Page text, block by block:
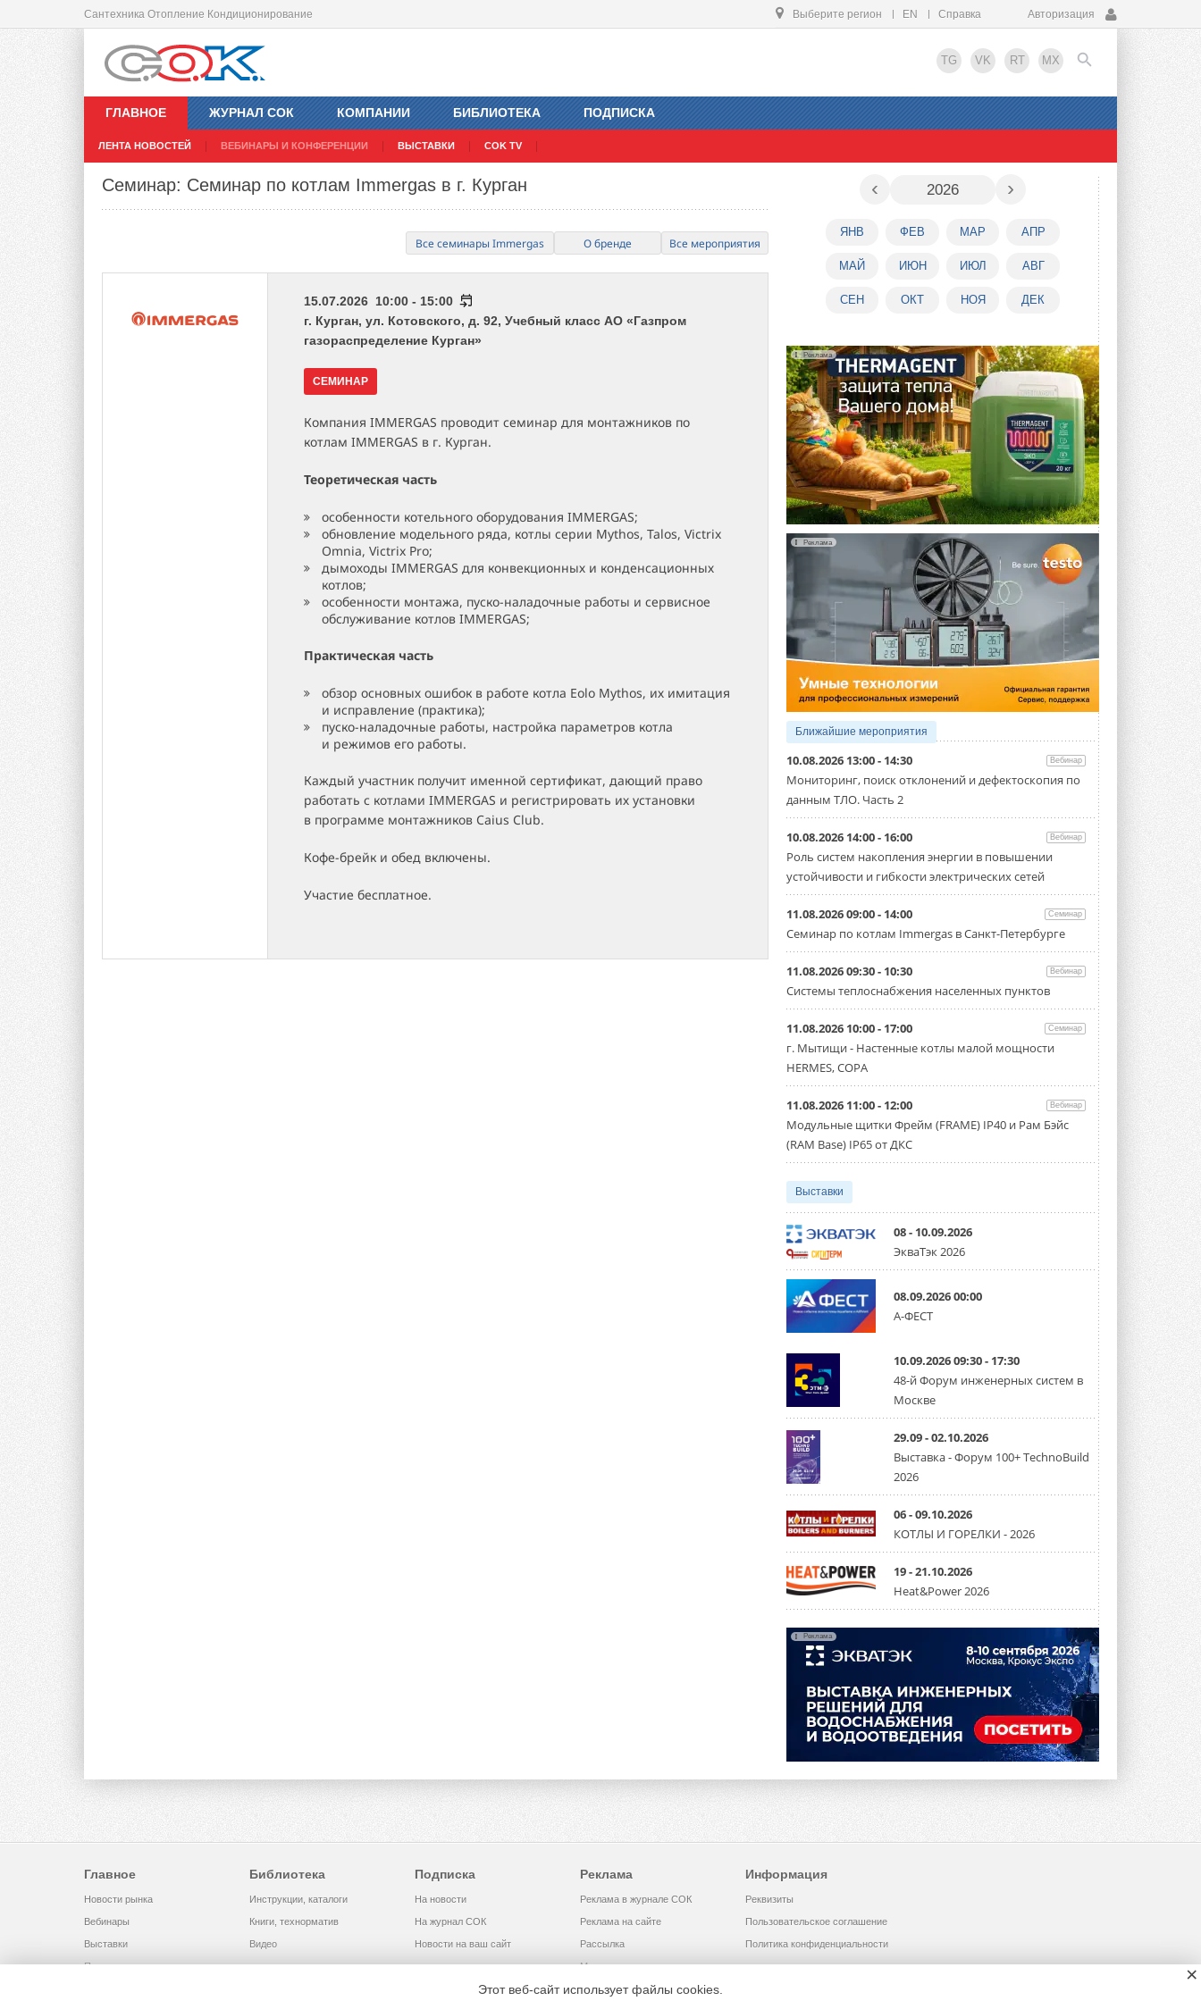
Сантехника Отопление Кондиционирование Выберите регион EN Справка Авторизация
TG VK RT MX
ГЛАВНОЕ
ЛЕНТА НОВОСТЕЙ ВЕБИНАРЫ И КОНФЕРЕНЦИИ ВЫСТАВКИ COK TV
ЖУРНАЛ СОК КОМПАНИИ БИБЛИОТЕКА ПОДПИСКА
EN
Семинар: Семинар по котлам Immergas в г. Курган
Все семинары Immergas О бренде Все мероприятия
15.07.2026 10:00 - 15:00
г. Курган, ул. Котовского, д. 92, Учебный класс АО «Газпром
газораспределение Курган»
СЕМИНАР
Компания IMMERGAS проводит семинар для монтажников по
котлам IMMERGAS в г. Курган.
Теоретическая часть
особенности котельного оборудования IMMERGAS;
обновление модельного ряда, котлы серии Mythos, Talos, Victrix
Omnia, Victrix Pro;
дымоходы IMMERGAS для конвекционных и конденсационных
котлов;
особенности монтажа, пуско-наладочные работы и сервисное
обслуживание котлов IMMERGAS;
Практическая часть
обзор основных ошибок в работе котла Eolo Mythos, их имитация
и исправление (практика);
пуско-наладочные работы, настройка параметров котла
и режимов его работы.
Каждый участник получит именной сертификат, дающий право
работать с котлами IMMERGAS и регистрировать их установки
в программе монтажников Caius Club.
Кофе-брейк и обед включены.
Участие бесплатное.
‹ 2026 ›
ЯНВ ФЕВ МАР АПР
МАЙ ИЮН ИЮЛ АВГ
СЕН ОКТ НОЯ ДЕК
Реклама
Реклама
Ближайшие мероприятия
10.08.2026 13:00 - 14:30 Вебинар
Мониторинг, поиск отклонений и дефектоскопия по
данным ТЛО. Часть 2
10.08.2026 14:00 - 16:00 Вебинар
Роль систем накопления энергии в повышении
устойчивости и гибкости электрических сетей
11.08.2026 09:00 - 14:00 Семинар
Семинар по котлам Immergas в Санкт-Петербурге
11.08.2026 09:30 - 10:30 Вебинар
Системы теплоснабжения населенных пунктов
11.08.2026 10:00 - 17:00 Семинар
г. Мытищи - Настенные котлы малой мощности
HERMES, COPA
11.08.2026 11:00 - 12:00 Вебинар
Модульные щитки Фрейм (FRAME) IP40 и Рам Бэйс
(RAM Base) IP65 от ДКС
Выставки
08 - 10.09.2026
ЭкваТэк 2026
08.09.2026 00:00
А-ФЕСТ
10.09.2026 09:30 - 17:30
48-й Форум инженерных систем в
Москве
29.09 - 02.10.2026
Выставка - Форум 100+ TechnoBuild
2026
06 - 09.10.2026
КОТЛЫ И ГОРЕЛКИ - 2026
19 - 21.10.2026
Heat&Power 2026
Реклама
Главное
Новости рынка
Вебинары
Выставки
Помощь
Библиотека
Инструкции, каталоги
Книги, технорматив
Видео
Подписка
На новости
На журнал СОК
Новости на ваш сайт
Реклама
Реклама в журнале СОК
Реклама на сайте
Рассылка
Медиакит
Информация
Реквизиты
Пользовательское соглашение
Политика конфиденциальности
Этот веб-сайт использует файлы cookies.
×